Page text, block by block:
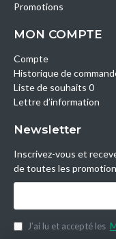
Promotions
MON COMPTE
Compte
Historique de
Liste de souhaits 0
Lettre d’information
Newsletter
Inscrivez-vous et
de toutes les
J’ai lu et accepté les